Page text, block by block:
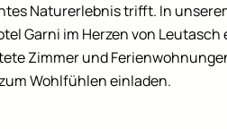
Naturerlebnis trifft. In
Garni im Herzen von Leutasch
Zimmer und
Wohlfühlen einladen.